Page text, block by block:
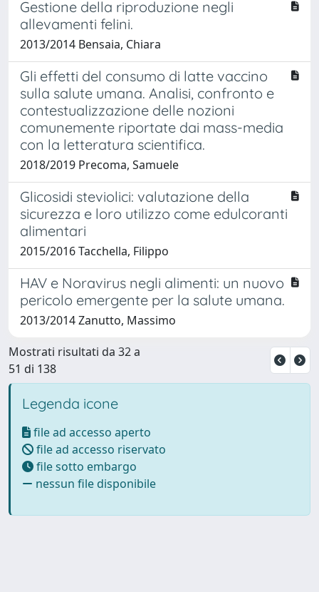
Gestione della riproduzione negli
allevamenti felini.
2013/2014 Bensaia, Chiara
Gli effetti del consumo di latte vaccino
sulla salute umana. Analisi, confronto e
contestualizzazione delle nozioni
comunemente riportate dai mass-media
con la letteratura scientifica.
2018/2019 Precoma, Samuele
Glicosidi steviolici: valutazione della
sicurezza e loro utilizzo come edulcoranti
alimentari
2015/2016 Tacchella, Filippo
HAV e Noravirus negli alimenti: un nuovo
pericolo emergente per la salute umana.
2013/2014 Zanutto, Massimo
Mostrati risultati da 32 a
51 di 138
Legenda icone
file ad accesso aperto
file ad accesso riservato
file sotto embargo
nessun file disponibile